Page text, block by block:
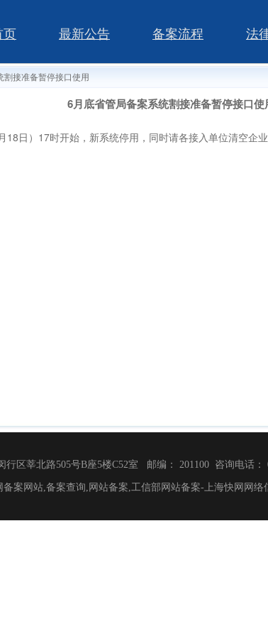
页 最新公告 备案流程 法
割接准备暂停接口使用
6月底省管局备案系统割接准备暂停接口使
日）17时开始，新系统停用，同时请各接入单位清空企业
行区莘北路505号B座5楼C52室 邮编： 201100 咨询电话：
案网站,备案查询,网站备案,工信部网站备案-上海快网网络